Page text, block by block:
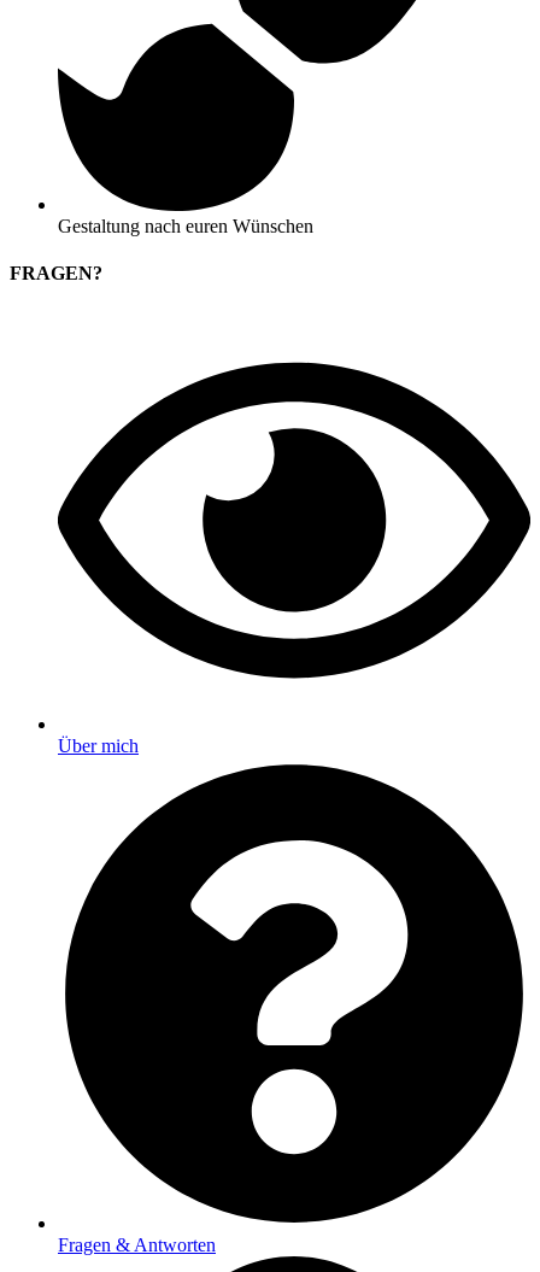
Gestaltung nach euren Wünschen
FRAGEN?
Über mich
Fragen & Antworten